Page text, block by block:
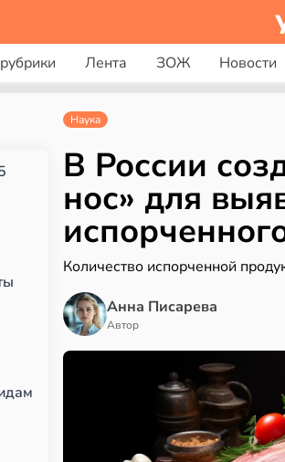
Лента ЗОЖ Новости
Наука
В России
нос» для
Количество испорченной
Анна Писарева
Автор